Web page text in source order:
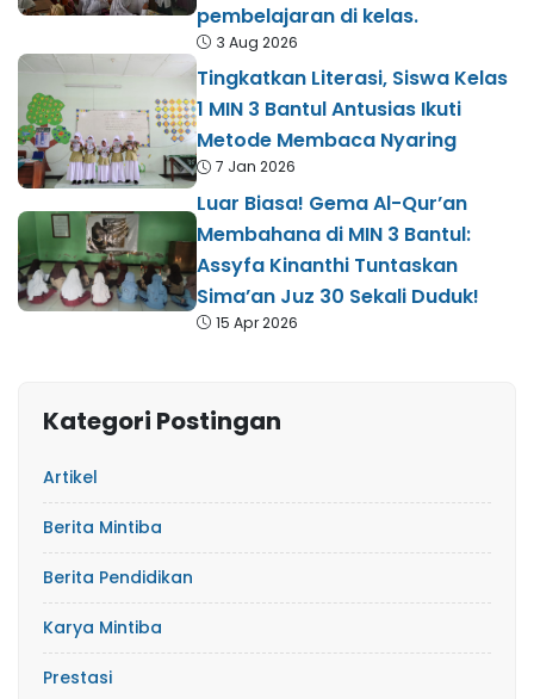
pembelajaran di kelas.
3 Aug 2026
Tingkatkan Literasi, Siswa Kelas
1 MIN 3 Bantul Antusias Ikuti
Metode Membaca Nyaring
7 Jan 2026
Luar Biasa! Gema Al-Qur’an
Membahana di MIN 3 Bantul:
Assyfa Kinanthi Tuntaskan
Sima’an Juz 30 Sekali Duduk!
15 Apr 2026
Kategori Postingan
Artikel
Berita Mintiba
Berita Pendidikan
Karya Mintiba
Prestasi